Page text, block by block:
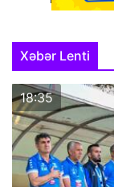
Xəbər Lenti
18:35